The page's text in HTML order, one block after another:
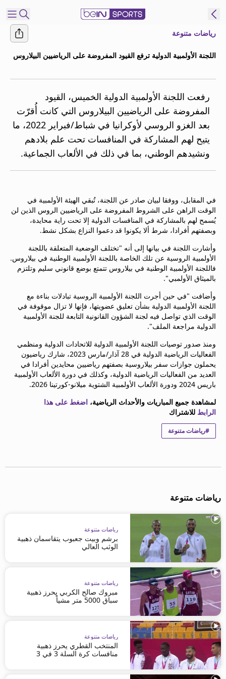
النسخة
MENA
إدارة
التنبيهات
انضم
الإخبارية
اتصل بنا
beIN CONNECT
beIN MEDIA GROUP
ترددات beIN SPORTS
الأسئلة الأكثر شيوعاً
دليل التلفاز
احصل على beIN
معلومات عن هذا الموقع
رياضات متنوعة
اللجنة الأولمبية الدولية ترفع القيود المفروضة على الرياضيين البيلاروس
رفعت اللجنة الأولمبية الدولية الخميس، القيود
المفروضة على الرياضيين البيلاروس التي كانت أُقرّت
بعد الغزو الروسي لأوكرانيا في شباط/فبراير 2022، ما
يتيح لهم المشاركة في المنافسات تحت علم بلادهم
ونشيدهم الوطني، بما في ذلك في الألعاب الجماعية.
في المقابل، ووفقا لبيان صادر عن اللجنة، تُبقي الهيئة الأولمبية في
الوقت الراهن على الشروط المفروضة على الرياضيين الروس الذين لن
يُسمح لهم بالمشاركة في المنافسات الدولية إلا تحت راية محايدة،
وبصفتهم أفرادا، شرط ألا يكونوا قد دعموا النزاع بشكل نشط.
وأشارت اللجنة في بيانها إلى أنه "تختلف الوضعية المتعلقة باللجنة
الأولمبية الروسية عن تلك الخاصة باللجنة الأولمبية الوطنية في بيلاروس.
فاللجنة الأولمبية الوطنية في بيلاروس تتمتع بوضع قانوني سليم وتلتزم
بالميثاق الأولمبي".
وأضافت "في حين أجرت اللجنة الأولمبية الروسية تبادلات بناءة مع
اللجنة الأولمبية الدولية بشأن تعليق عضويتها، فإنها لا تزال موقوفة في
الوقت الذي تواصل فيه لجنة الشؤون القانونية التابعة للجنة الأولمبية
الدولية مراجعة الملف".
ومنذ صدور توصيات اللجنة الأولمبية الدولية للاتحادات الدولية ومنظمي
الفعاليات الرياضية الدولية في 28 آذار/مارس 2023، شارك رياضيون
يحملون جوازات سفر بيلاروسية بصفتهم رياضيين محايدين أفرادا في
العديد من الفعاليات الرياضية الدولية، وكذلك في دورة الألعاب الأولمبية
باريس 2024 ودورة الألعاب الأولمبية الشتوية ميلانو-كورتينا 2026.
لمشاهدة جميع المباريات والأحداث الرياضية، اضغط على هذا
الرابط للاشتراك
#رياضات متنوعة
رياضات متنوعة
رياضات متنوعة
برشم وبيت جعبوب يتقاسمان ذهبية
الوثب العالي
رياضات متنوعة
مبروك صالح الكربي يحرز ذهبية
سباق 5000 متر مشياً
رياضات متنوعة
المنتخب القطري يحرز ذهبية
منافسات كرة السلة 3 في 3